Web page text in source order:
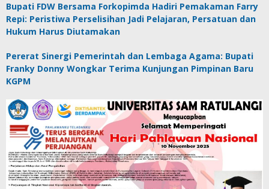
Bupati FDW Bersama Forkopimda Hadiri Pemakaman Farry
Repi: Peristiwa Perselisihan Jadi Pelajaran, Persatuan dan
Hukum Harus Diutamakan
Pererat Sinergi Pemerintah dan Lembaga Agama: Bupati
Franky Donny Wongkar Terima Kunjungan Pimpinan Baru
KGPM